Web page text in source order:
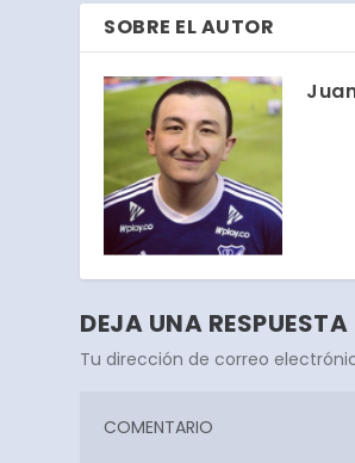
SOBRE EL AUTOR
DEJA UNA RESPUESTA
Tu dirección de correo